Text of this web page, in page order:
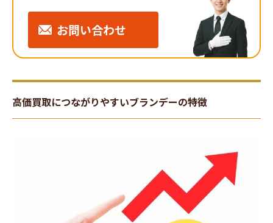
お問い合わせ
高価買取につながりやすいブランデーの特徴